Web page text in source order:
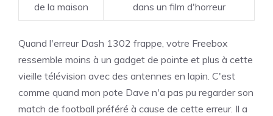
de la maison
dans un film d'horreur
Quand l'erreur Dash 1302 frappe, votre Freebox
ressemble moins à un gadget de pointe et plus à cette
vieille télévision avec des antennes en lapin. C'est
comme quand mon pote Dave n'a pas pu regarder son
match de football préféré à cause de cette erreur. Il a